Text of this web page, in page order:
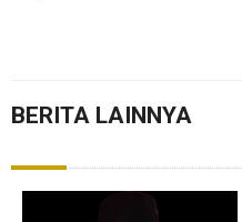
BERITA LAINNYA